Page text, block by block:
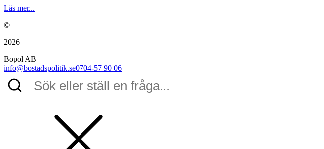
Läs mer...
©
2026
Bopol AB
info@bostadspolitik.se0704-57 90 06